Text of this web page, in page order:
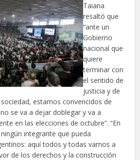
Taiana
resaltó que
“ante un
Gobierno
nacional que
quiere
terminar con
el sentido de
justicia y de
estamos convencidos de
se va a dejar doblegar y va a
en las elecciones de octubre”. “En
integrante que pueda
aquí todos y todas vamos a
de los derechos y la construcción